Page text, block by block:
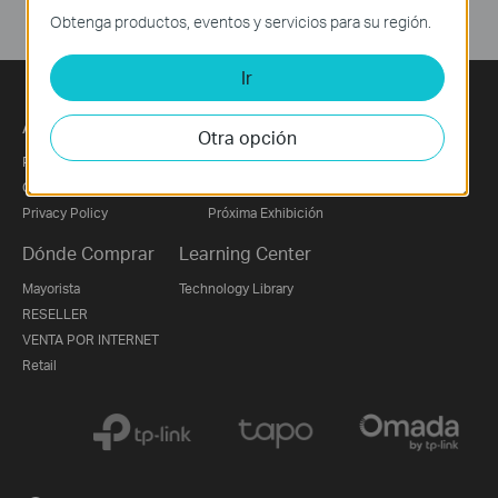
Acerca de Nosotros
Perfil Corporativo
Contáctanos
Privacy Policy
Noticias
Próxima Exhibición
Dónde Comprar
Mayorista
RESELLER
VENTA POR INTERNET
Retail
Learning Center
Technology Library
Obtenga productos, eventos y servicios para su región.
Ir
Otra opción